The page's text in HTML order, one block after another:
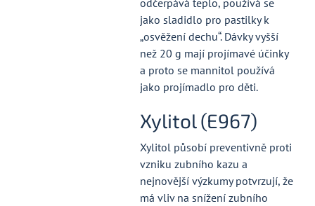
odčerpává teplo, používá se
jako sladidlo pro pastilky k
„osvěžení dechu“. Dávky vyšší
než 20 g mají projímavé účinky
a proto se mannitol používá
jako projímadlo pro děti.
Xylitol (E967)
Xylitol působí preventivně proti
vzniku zubního kazu a
nejnovější výzkumy potvrzují, že
má vliv na snížení zubního